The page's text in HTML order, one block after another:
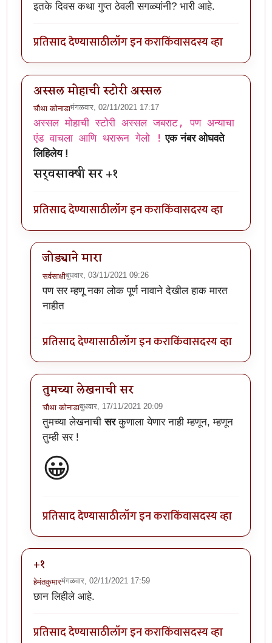
इतके दिवस कथा गुप्त ठेवली सगळ्यांनी? भारी आहे.
प्रतिसाद देण्यासाठीलॉग इन कराकिंवासदस्य व्हा
अस्सल मोहाची स्टोरी अस्सल
चौथा कोनाडामंगळवार, 02/11/2021 17:17
अस्सल मोहाची स्टोरी अस्सल जबराट, पण अन्याचा
एंड वाचला आणि थरारून गेलो ! एक नंबर ओघवते
लिहिलेय !
सर्वसाक्षी सर +१
प्रतिसाद देण्यासाठीलॉग इन कराकिंवासदस्य व्हा
जोड्याने मारा
सर्वसाक्षीबुधवार, 03/11/2021 09:26
In reply toअस्सल मोहाची स्टोरी अस्सलbyचौथा कोनाडा
पण सर म्हणू नका लोक पूर्ण नावाने देखील हाक मारत
नाहीत
प्रतिसाद देण्यासाठीलॉग इन कराकिंवासदस्य व्हा
तुमच्या लेखनाची सर
चौथा कोनाडाबुधवार, 17/11/2021 20:09
In reply toअस्सल मोहाची स्टोरी अस्सलbyचौथा कोनाडा
तुमच्या लेखनाचीसरकुणाला येणार नाही म्हणून, म्हणून
तुम्ही सर !
😀
प्रतिसाद देण्यासाठीलॉग इन कराकिंवासदस्य व्हा
+१
हेमंतकुमारमंगळवार, 02/11/2021 17:59
छान लिहीले आहे.
प्रतिसाद देण्यासाठीलॉग इन कराकिंवासदस्य व्हा